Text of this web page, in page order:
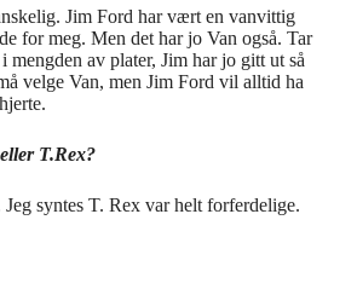
Jim Ford har vært en vanvittig
for meg. Men det har jo Van også. Tar
mengden av plater, Jim har jo gitt ut så
velge Van, men Jim Ford vil alltid ha
T.Rex?
syntes T. Rex var helt forferdelige.